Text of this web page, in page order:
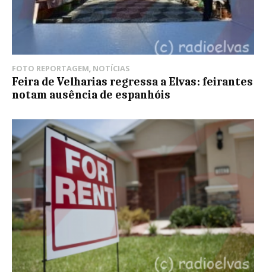
FOTO REPORTAGEM NOTÍCIAS
Feira de Velharias regressa a Elvas: feirantes
notam ausência de espanhóis